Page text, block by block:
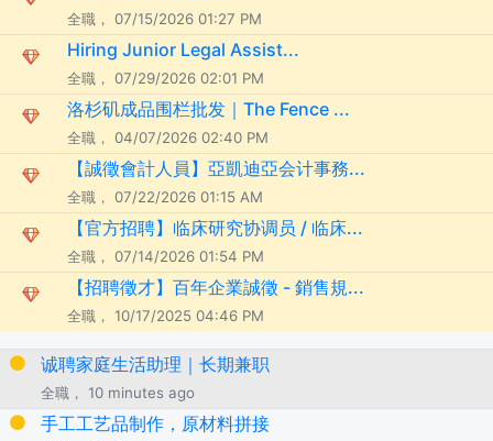
全職， 07/15/2026 01:27 PM
Hiring Junior Legal Assist...
全職， 07/29/2026 02:01 PM
洛杉矶成品围栏批发｜The Fence ...
全職， 04/07/2026 02:40 PM
【誠徵會計人員】亞凱迪亞会计事務...
全職， 07/22/2026 01:15 AM
【官方招聘】临床研究协调员 / 临床...
全職， 07/14/2026 01:54 PM
【招聘徵才】百年企業誠徵 - 銷售規...
全職， 10/17/2025 04:46 PM
诚聘家庭生活助理｜长期兼职
全職， 10 minutes ago
手工工艺品制作，原材料拼接